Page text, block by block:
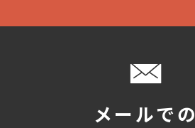
メールでの